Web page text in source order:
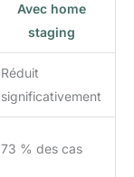
Avec home
staging
Réduit
significativement
73 % des cas